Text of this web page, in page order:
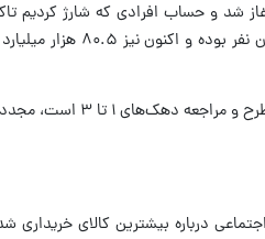
وی گفت: انتظار داریم از